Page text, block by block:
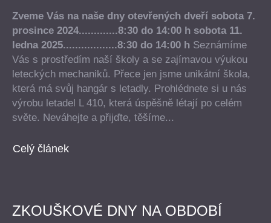
Zveme Vás na naše dny otevřených dveří sobota 7.
prosince 2024.............8:30 do 14:00 h sobota 11.
ledna 2025..................8:30 do 14:00 h Seznámíme
Vás s prostředím naší školy a se zajímavou výukou
leteckých mechaniků. Přece jen jsme unikátní škola,
která má svůj hangár s letadly. Prohlédnete si u nás
výrobu letadel L 410, která úspěšně létají po celém
světe. Neváhejte a přijďte, těšíme...
Celý článek
ZKOUŠKOVÉ DNY NA OBDOBÍ